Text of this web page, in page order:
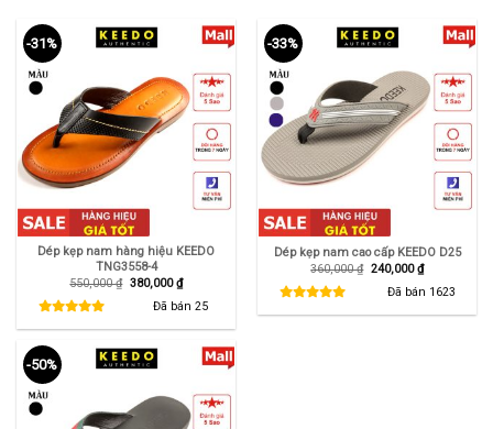
-31%
Dép kẹp nam hàng hiệu KEEDO
TNG3558-4
550,000₫ Giá
550,000 ₫.
380,000₫Giá
hiện
tại
là:
Đã bán 25
-33%
Dép kẹp nam cao cấp KEEDO D25
360,000₫ Giá
360,000 ₫.
240,000₫Giá
hiện
tại
là:
Đã bán 1623
-50%